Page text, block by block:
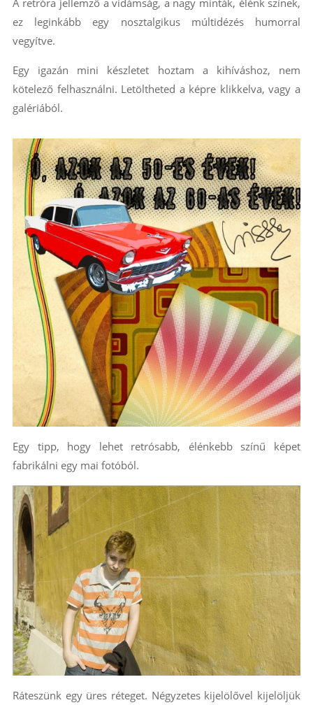
ez leginkább egy nosztalgikus múltidézés humorral
vegyítve.
Egy igazán mini készletet hoztam a kihíváshoz, nem
kötelező felhasználni. Letöltheted a képre klikkelva, vagy a
galériából.
Egy tipp, hogy lehet retrósabb, élénkebb színű képet
fabrikálni egy mai fotóból.
Ráteszünk egy üres réteget. Négyzetes kijelölővel kijelöljük